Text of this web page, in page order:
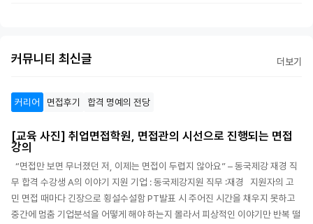
커뮤니티 최신글 더보기
커리어 면접후기 합격 명예의 전당
[교육 사진] 취업면접학원, 면접관의 시선으로 진행되는 면접
강의
“면접만 보면 무너졌던 저, 이제는 면접이 두렵지 않아요” – 동국제강 재경 직
무 합격 수강생 A의 이야기 지원 기업 : 동국제강지원 직무 :재경 지원자의 고
민 면접 때마다 긴장으로 횡설수설함 PT발표 시 주어진 시간을 채우지 못하고
중간에 멈춤 기업분석을 어떻게 해야 하는지 몰라서 피상적인 이야기만 반복 떨